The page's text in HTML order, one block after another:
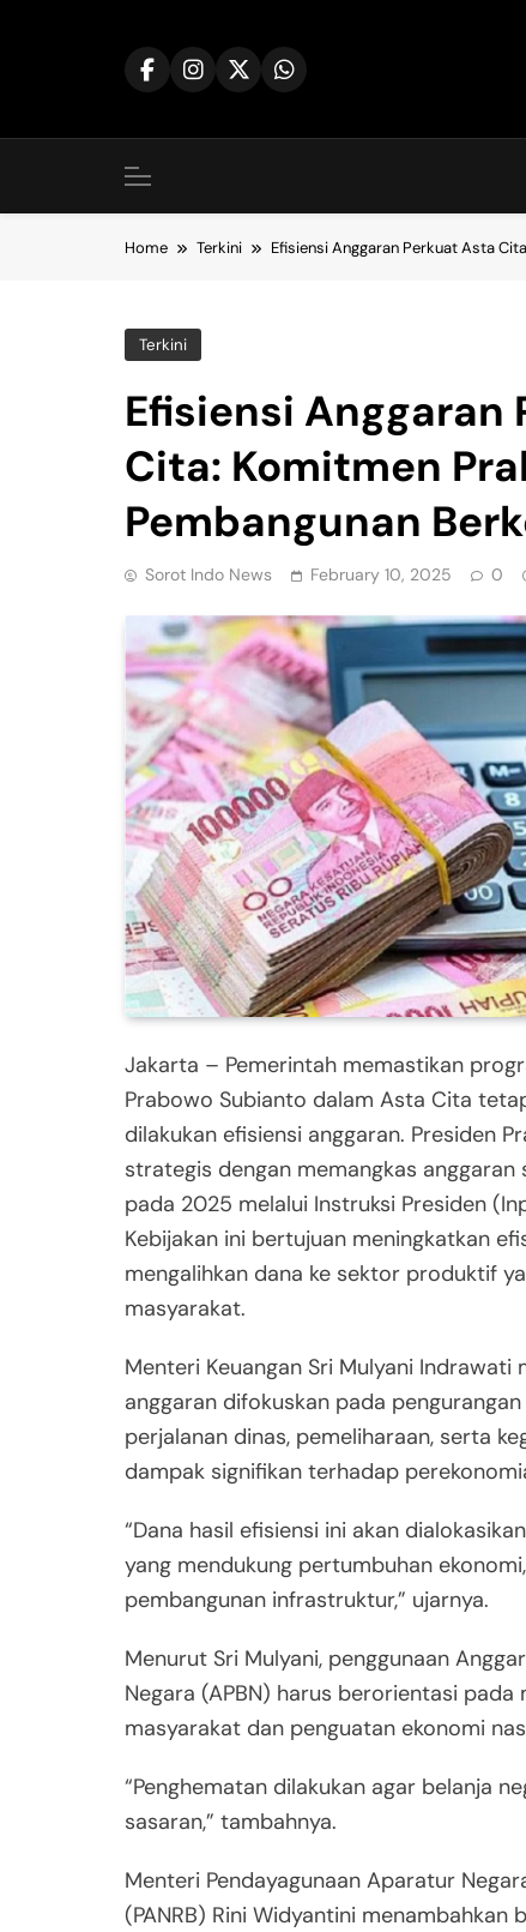
Home Terkini Efisiensi Anggaran Perkuat Asta
Terkini
Efisiensi Anggaran
Cita: Komitmen
Pembangunan
Sorot Indo News February 10, 2025 0
Jakarta – Pemerintah memastikan
Prabowo Subianto dalam Asta Cita
dilakukan efisiensi anggaran. Presiden
strategis dengan memangkas
pada 2025 melalui Instruksi Presiden
Kebijakan ini bertujuan meningkatkan
mengalihkan dana ke sektor produktif
masyarakat.
Menteri Keuangan Sri Mulyani Indrawati
anggaran difokuskan pada
perjalanan dinas, pemeliharaan, serta
dampak signifikan terhadap
“Dana hasil efisiensi ini akan
yang mendukung pertumbuhan
pembangunan infrastruktur,” ujarnya.
Menurut Sri Mulyani, penggunaan
Negara (APBN) harus berorientasi pada
masyarakat dan penguatan ekonomi
“Penghematan dilakukan agar belanja
sasaran,” tambahnya.
Menteri Pendayagunaan Aparatur
(PANRB) Rini Widyantini menambahkan